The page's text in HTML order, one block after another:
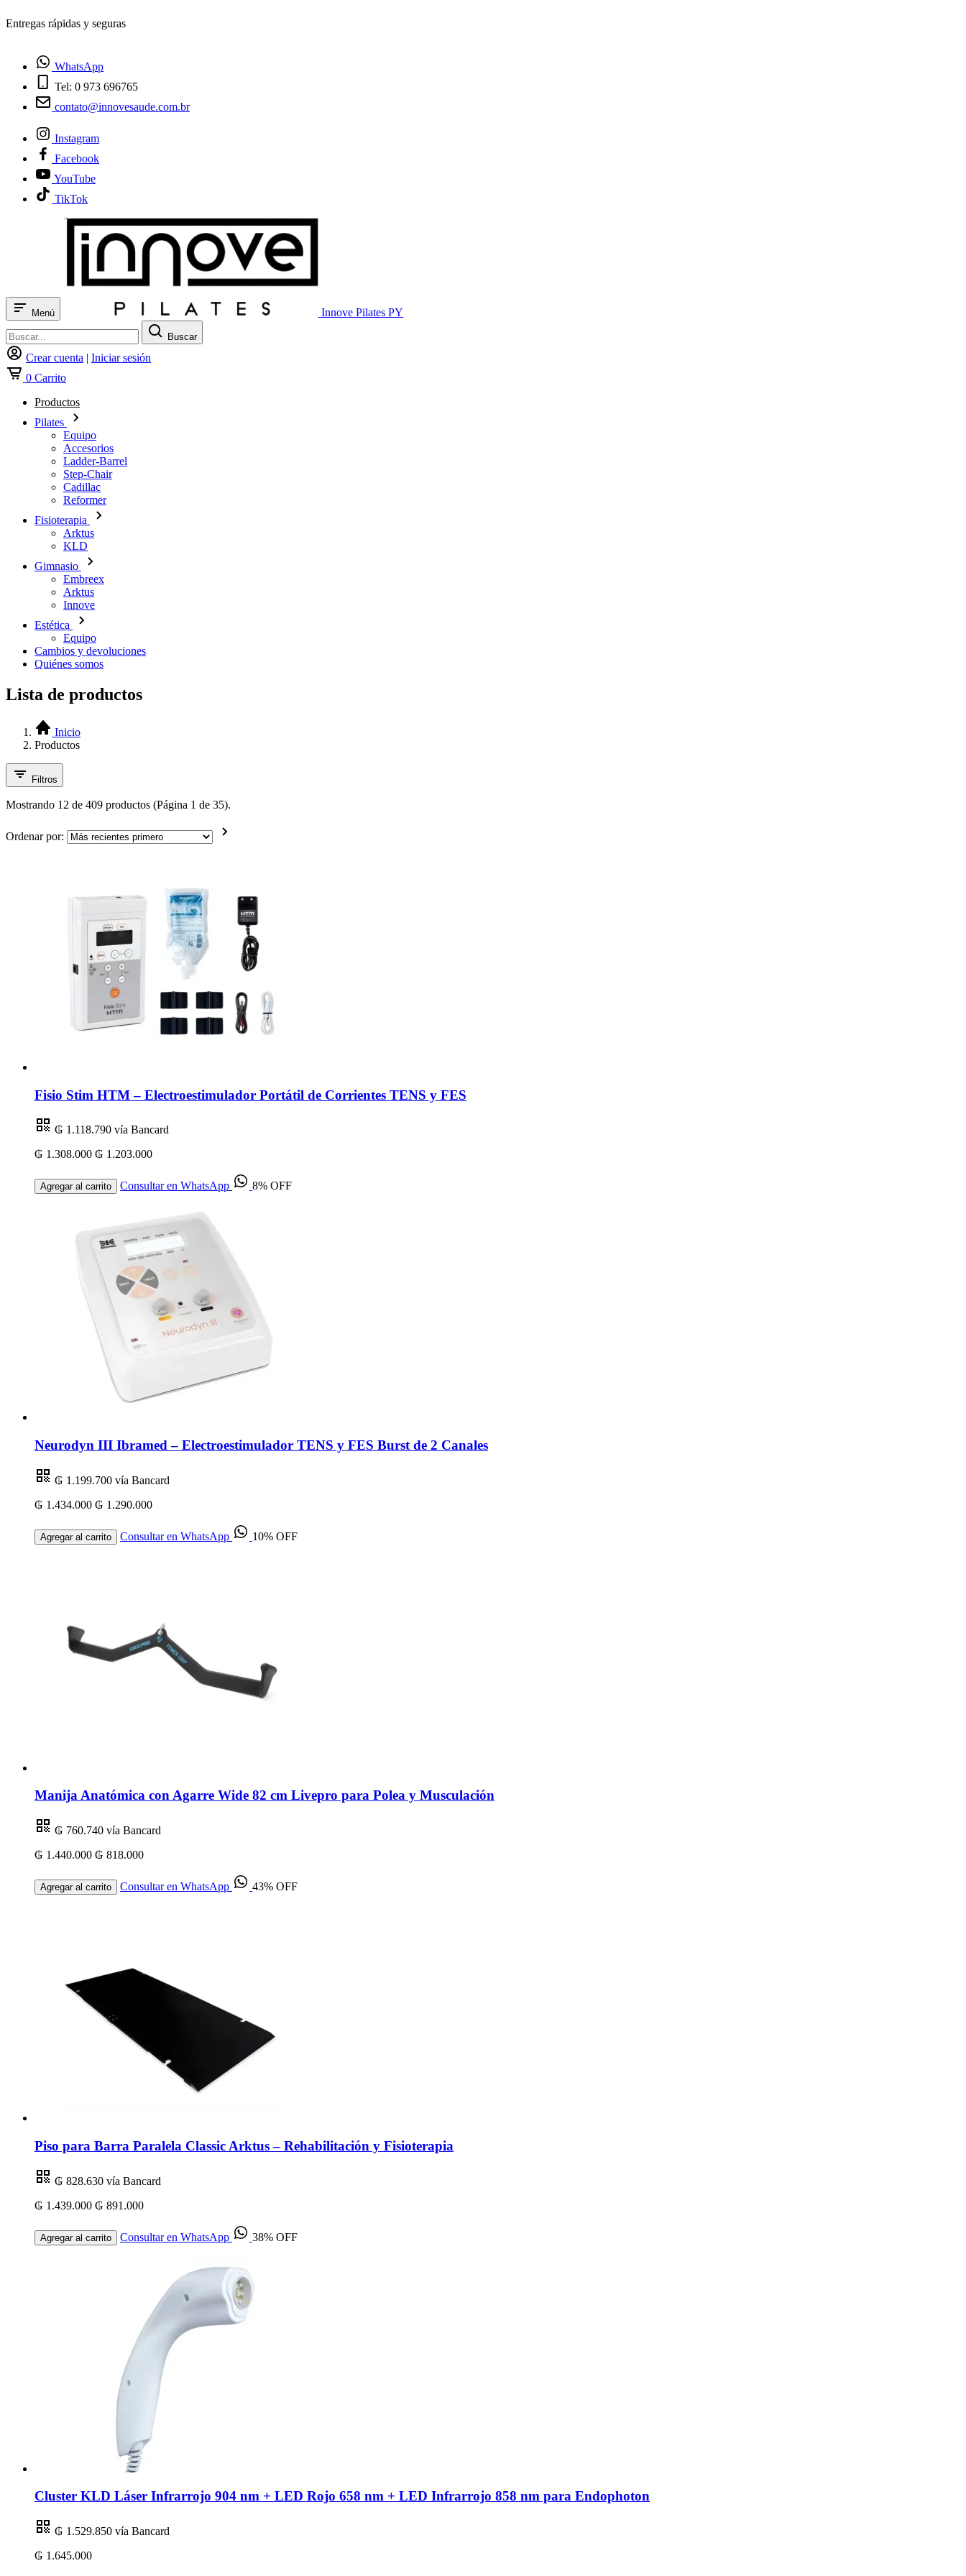
¿Tienes dudas? Habla con nosotros
WhatsApp
Tel: 0 973 696765
contato@innovesaude.com.br
Instagram
Facebook
YouTube
TikTok
Menú Innove Pilates PY
Buscar
Crear cuenta | Iniciar sesión
0 Carrito
Productos
Pilates
Equipo
Accesorios
Ladder-Barrel
Step-Chair
Cadillac
Reformer
Fisioterapia
Arktus
KLD
Gimnasio
Embreex
Arktus
Innove
Estética
Equipo
Cambios y devoluciones
Quiénes somos
Lista de productos
Inicio
Productos
Filtros
Mostrando 12 de 409 productos (Página 1 de 35).
Ordenar por:
Fisio Stim HTM – Electroestimulador Portátil de Corrientes TENS y FES
₲ 1.118.790 vía Bancard
₲ 1.308.000 ₲ 1.203.000
Agregar al carrito Consultar en WhatsApp 8% OFF
Neurodyn III Ibramed – Electroestimulador TENS y FES Burst de 2 Canales
₲ 1.199.700 vía Bancard
₲ 1.434.000 ₲ 1.290.000
Agregar al carrito Consultar en WhatsApp 10% OFF
Manija Anatómica con Agarre Wide 82 cm Livepro para Polea y Musculación
₲ 760.740 vía Bancard
₲ 1.440.000 ₲ 818.000
Agregar al carrito Consultar en WhatsApp 43% OFF
Piso para Barra Paralela Classic Arktus – Rehabilitación y Fisioterapia
₲ 828.630 vía Bancard
₲ 1.439.000 ₲ 891.000
Agregar al carrito Consultar en WhatsApp 38% OFF
Cluster KLD Láser Infrarrojo 904 nm + LED Rojo 658 nm + LED Infrarrojo 858 nm para Endophoton
₲ 1.529.850 vía Bancard
₲ 1.645.000